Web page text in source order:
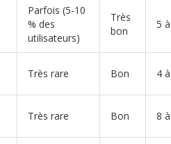
Parfois (5-10
% des
utilisateurs)
Très
bon
5
Très rare Bon 4
Très rare Bon 8